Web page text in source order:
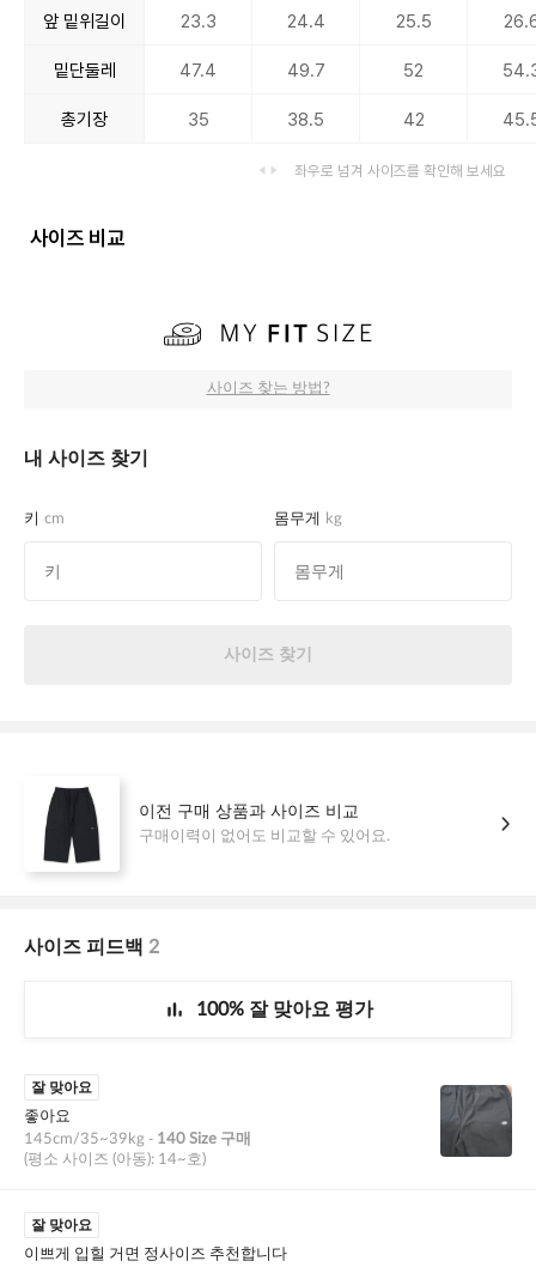
앞 밑위길이 23.3 24.4 25.5
밑단둘레 47.4 49.7 52
총기장 35 38.5 42
좌우로 넘겨 사이즈를 확인해 보세요
사이즈 비교